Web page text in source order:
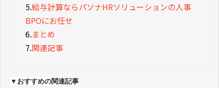
5.給与計算ならパソナHRソリューションの人事
BPOにお任せ
6.まとめ
7.関連記事
▼おすすめの関連記事